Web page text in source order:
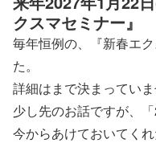
クスマセミナー』
毎年恒例の、『新春エ
た。
詳細はまで決まってい
少し先のお話ですが、
今からあけておいてく